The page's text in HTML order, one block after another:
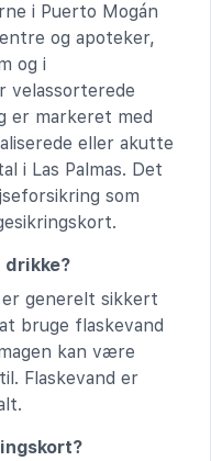
i Puerto Mogán
og apoteker,
og i
velassorterede
er markeret med
eller akutte
i Las Palmas. Det
som
drikke?
er generelt sikkert
bruge flaskevand
kan være
Flaskevand er